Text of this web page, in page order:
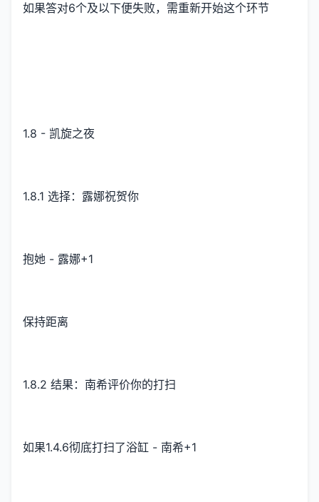
如果答对6个及以下便失败，需重新开始这个环节
1.8 - 凯旋之夜
1.8.1 选择：露娜祝贺你
抱她 - 露娜+1
保持距离
1.8.2 结果：南希评价你的打扫
如果1.4.6彻底打扫了浴缸 - 南希+1